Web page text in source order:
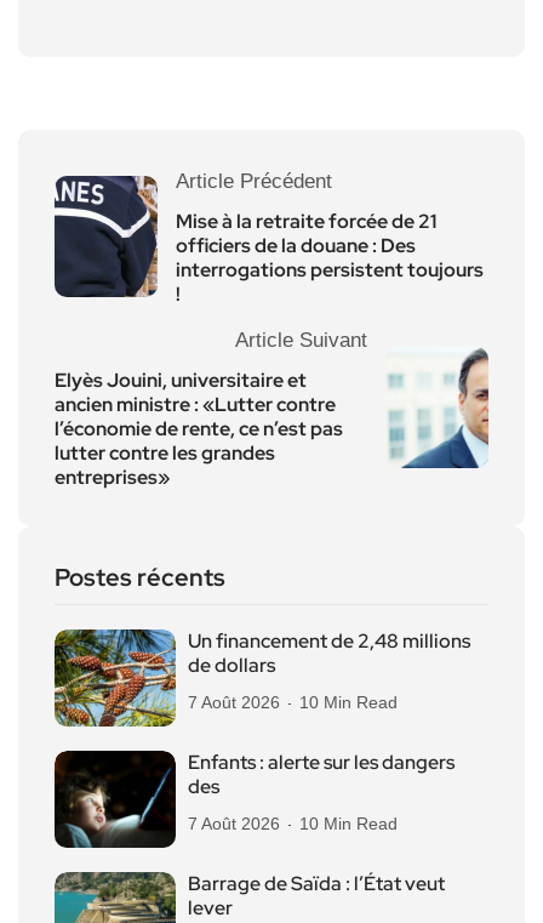
Article Précédent
Mise à la retraite forcée de 21
officiers de la douane : Des
interrogations persistent toujours
!
Article Suivant
Elyès Jouini, universitaire et
ancien ministre : «Lutter contre
l’économie de rente, ce n’est pas
lutter contre les grandes
entreprises»
Postes récents
Un financement de 2,48 millions
de dollars
7 Août 2026 10 Min Read
Enfants : alerte sur les dangers
des
7 Août 2026 10 Min Read
Barrage de Saïda : l’État veut
lever